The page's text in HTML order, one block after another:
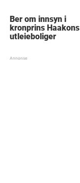
Ber om innsyn i
kronprins Haakons
utleieboliger